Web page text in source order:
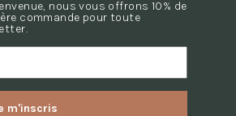
nous vous offrons 10% de
commande pour toute
notreFAQ